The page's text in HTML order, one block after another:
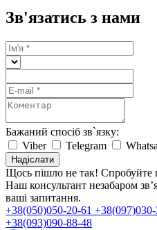
Зв'язатись з нами
Бажаний спосіб зв`язку:
Viber
Telegram
Надіслати
Щось пішло не так! Спробуйте
Наш консультант незабаром
ваші запитання.
+38(050)050-20-61 +38(097)030-
+38(093)090-88-48